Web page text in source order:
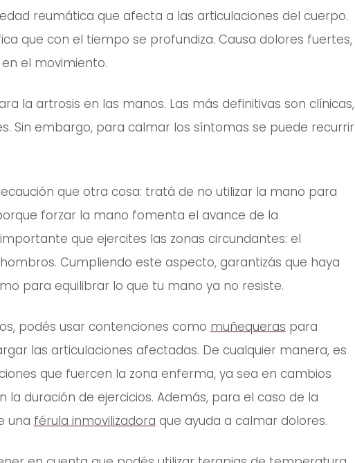
reumática que afecta a las articulaciones del cuerpo.
que con el tiempo se profundiza. Causa dolores fuertes,
el movimiento.
la artrosis en las manos. Las más definitivas son clínicas,
Sin embargo, para calmar los síntomas se puede recurrir
que otra cosa: tratá de no utilizar la mano para
forzar la mano fomenta el avance de la
que ejercites las zonas circundantes: el
Cumpliendo este aspecto, garantizás que haya
para equilibrar lo que tu mano ya no resiste.
podés usar contenciones como muñequeras para
las articulaciones afectadas. De cualquier manera, es
que fuercen la zona enferma, ya sea en cambios
la duración de ejercicios. Además, para el caso de la
una férula inmovilizadora que ayuda a calmar dolores.